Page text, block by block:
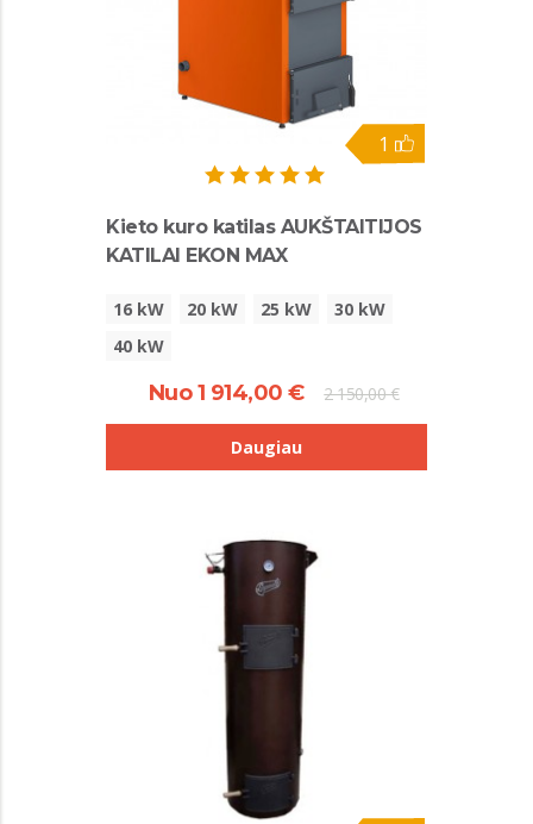
1
Kieto kuro katilas AUKŠTAITIJOS
KATILAI EKON MAX
16 kW 20 kW 25 kW
30 kW
40 kW
Nuo 1 914,00 € 2 150,00 €
Daugiau